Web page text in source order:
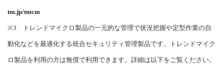
tm.jp/tmcm
※3 トレンドマイクロ製品の一元的な管理で状況把握や定型作業の自
動化などを最適化する統合セキュリティ管理製品です。トレンドマイク
ロ製品を利用の方は無償で利用できます。詳細は以下をご覧ください。